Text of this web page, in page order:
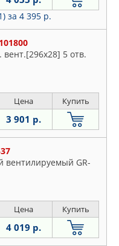
за 4 395 р.
5 отв.
Цена Купить
3 901 р.
вентилируемый GR-
Цена Купить
4 019 р.